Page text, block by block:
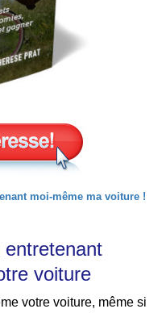
moi-même ma voiture !
entretenant
voiture
votre voiture, même si